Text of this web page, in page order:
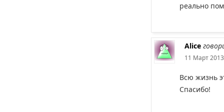
реально
Alice
11 Март
Всю жизнь
Спасибо!